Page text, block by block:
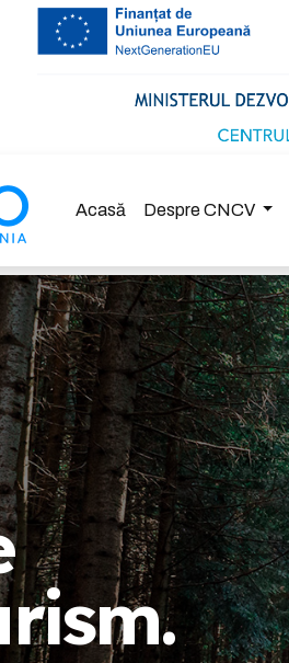
Acasă Despre CNCV